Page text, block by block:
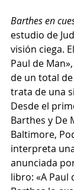
Barthes en
estudio de
visión ciega.
Paul de
de un total
trata de una
Desde el
Barthes y De
Baltimore,
interpreta
anunciada
libro: «A Paul